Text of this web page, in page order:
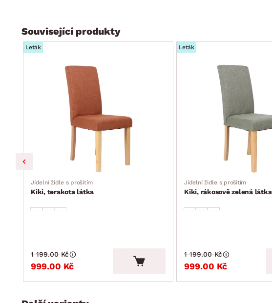
doporučená nosnost do 110 kg
dodáváno v demontu
Související produkty
Leták
Jídelní židle s prošitím
Kiki, terakota látka
999.00 Kč
1 199.00 Kč
Leták
Jídelní židle s prošitím
Kiki, rákosově zelená látka
999.00 Kč
1 199.00 Kč